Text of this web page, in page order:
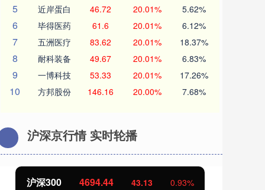
5 近岸蛋白 46.72 20.01% 5.62%
6 毕得医药 61.6 20.01% 6.12%
7 五洲医疗 83.62 20.01% 18.37%
8 耐科装备 49.67 20.01% 6.83%
9 一博科技 53.33 20.01% 17.26%
10 方邦股份 146.16 20.00% 7.68%
沪深京行情 实时轮播
沪深300 4694.44 43.13 0.93%